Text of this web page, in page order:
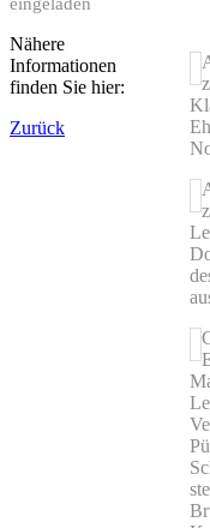
Nähere
Informationen
finden Sie hier:
Zurück